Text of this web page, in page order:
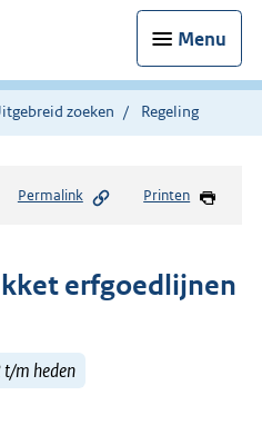
Menu
zoeken Regeling
Permalink Printen
erfgoedlijnen
m heden